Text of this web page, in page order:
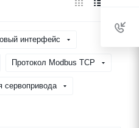
интерфейс
Протокол Modbus TCP
сервопривода